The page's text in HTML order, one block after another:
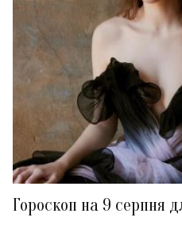
Гороскоп на 9 серпня